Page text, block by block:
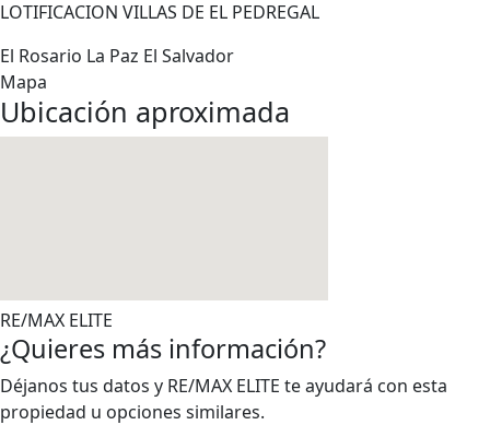
LOTIFICACION VILLAS DE EL PEDREGAL
El Rosario La Paz El Salvador
Mapa
Ubicación aproximada
RE/MAX ELITE
¿Quieres más información?
Déjanos tus datos y RE/MAX ELITE te ayudará con esta
propiedad u opciones similares.